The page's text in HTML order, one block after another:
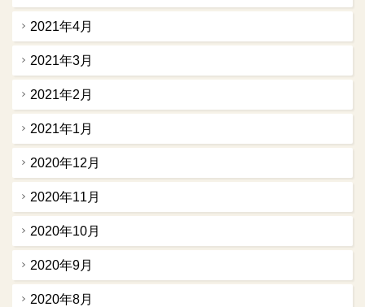
2021年4月
2021年3月
2021年2月
2021年1月
2020年12月
2020年11月
2020年10月
2020年9月
2020年8月